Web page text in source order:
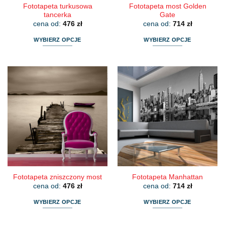
Fototapeta turkusowa
tancerka
cena od: 476 zł
WYBIERZ OPCJE
wariantów.
Opcje
można
wybrać
na
stronie
produktu
Fototapeta most Golden
Gate
cena od: 714 zł
WYBIERZ OPCJE
ma
wariantów.
Opcje
można
na
stronie
produktu
Fototapeta zniszczony most
cena od: 476 zł
WYBIERZ OPCJE
Fototapeta Manhattan
cena od: 714 zł
WYBIERZ OPCJE